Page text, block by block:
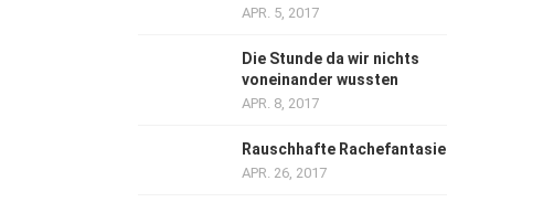
APR. 5, 2017
Die Stunde da wir nichts
voneinander wussten
APR. 8, 2017
Rauschhafte Rachefantasie
APR. 26, 2017